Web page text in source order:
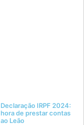
Declaração IRPF 2024:
hora de prestar contas
ao Leão